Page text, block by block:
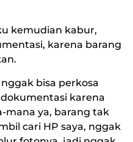
kemudian kabur,
karena barang
bisa perkosa
karena
mana ya, barang tak
cari HP saya, nggak